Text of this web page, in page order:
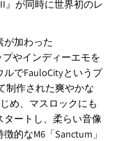
』が同時に世界初のレ
が加わった
やインディーエモを
でFauloCityというプ
制作された爽やかな
め、マスロックにも
ートし、柔らい音像
的なM6「Sanctum」